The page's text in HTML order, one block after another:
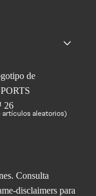
artículos aleatorios)
Consulta
disclaimers para